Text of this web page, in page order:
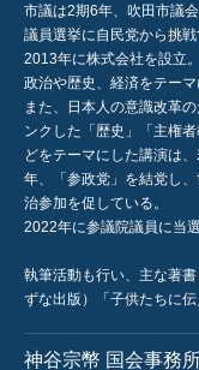
市議は2期6年、吹田市議
議員選挙に自民党から挑
2013年に株式会社を設立
政治や歴史、経済をテー
また、日本人の意識改革
ンクした「歴史」「主権
どをテーマにした講演は
年、「参政党」を結党し
治参加を促している。
2022年に参議院議員に当選
執筆活動も行い、主な著
ずな出版）「子供たちに
神谷宗幣 国会事務